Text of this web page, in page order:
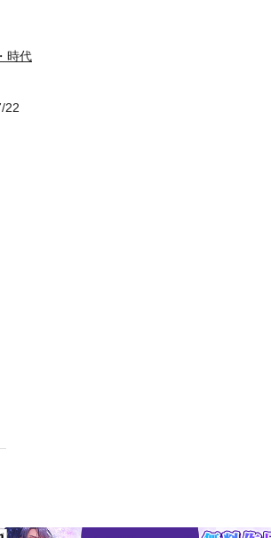
ども手がける。2010年、NHK主催の地域放送
時代
22